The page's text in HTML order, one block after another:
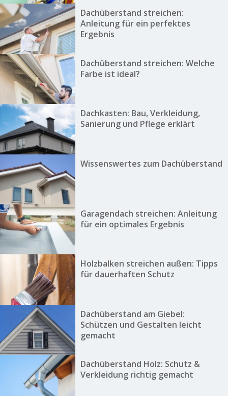
Dachüberstand streichen:
Anleitung für ein perfektes
Ergebnis
Dachüberstand streichen: Welche
Farbe ist ideal?
Dachkasten: Bau, Verkleidung,
Sanierung und Pflege erklärt
Wissenswertes zum Dachüberstand
Garagendach streichen: Anleitung
für ein optimales Ergebnis
Holzbalken streichen außen: Tipps
für dauerhaften Schutz
Dachüberstand am Giebel:
Schützen und Gestalten leicht
gemacht
Dachüberstand Holz: Schutz &
Verkleidung richtig gemacht